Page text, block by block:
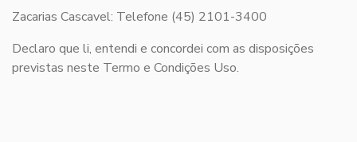
Zacarias Cascavel: Telefone (45) 2101-3400
Declaro que li, entendi e concordei com as disposições
previstas neste Termo e Condições Uso.